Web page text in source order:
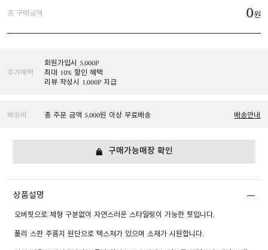
총 구매금액 0원
추가혜택
회원가입시 5,000P
최대 10% 할인 혜택
리뷰 작성시 1,000P 지급
배송비 총 주문 금액 5,000원 이상 무료배송 배송안내
구매가능매장 확인
상품설명
오버핏으로 체형 구분없이 자연스러운 스타일링이 가능한 핏입니다.
폴리 스판 주름지 원단으로 텍스쳐가 있으며 소재가 시원합니다.